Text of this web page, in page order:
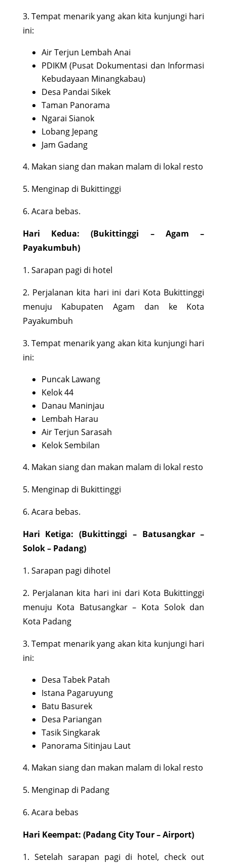
3. Tempat menarik yang akan kita kunjungi hari
ini:
Air Terjun Lembah Anai
PDIKM (Pusat Dokumentasi dan Informasi
Kebudayaan Minangkabau)
Desa Pandai Sikek
Taman Panorama
Ngarai Sianok
Lobang Jepang
Jam Gadang
4. Makan siang dan makan malam di lokal resto
5. Menginap di Bukittinggi
6. Acara bebas.
Hari Kedua: (Bukittinggi – Agam –
Payakumbuh)
1. Sarapan pagi di hotel
2. Perjalanan kita hari ini dari Kota Bukittinggi
menuju Kabupaten Agam dan ke Kota
Payakumbuh
3. Tempat menarik yang akan kita kunjungi hari
ini:
Puncak Lawang
Kelok 44
Danau Maninjau
Lembah Harau
Air Terjun Sarasah
Kelok Sembilan
4. Makan siang dan makan malam di lokal resto
5. Menginap di Bukittinggi
6. Acara bebas.
Hari Ketiga: (Bukittinggi – Batusangkar –
Solok – Padang)
1. Sarapan pagi dihotel
2. Perjalanan kita hari ini dari Kota Bukittinggi
menuju Kota Batusangkar – Kota Solok dan
Kota Padang
3. Tempat menarik yang akan kita kunjungi hari
ini:
Desa Tabek Patah
Istana Pagaruyung
Batu Basurek
Desa Pariangan
Tasik Singkarak
Panorama Sitinjau Laut
4. Makan siang dan makan malam di lokal resto
5. Menginap di Padang
6. Acara bebas
Hari Keempat: (Padang City Tour – Airport)
1. Setelah sarapan pagi di hotel, check out